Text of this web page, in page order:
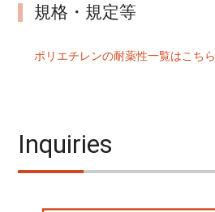
規格・規定等
ポリエチレンの耐薬性一覧はこちら
Inquiries